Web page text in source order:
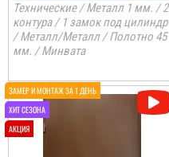
Людмила
Технические / Металл 1 мм. / 2
контура / 1 замок под цилиндр
/ Металл/Металл / Полотно 45
мм. / Минвата